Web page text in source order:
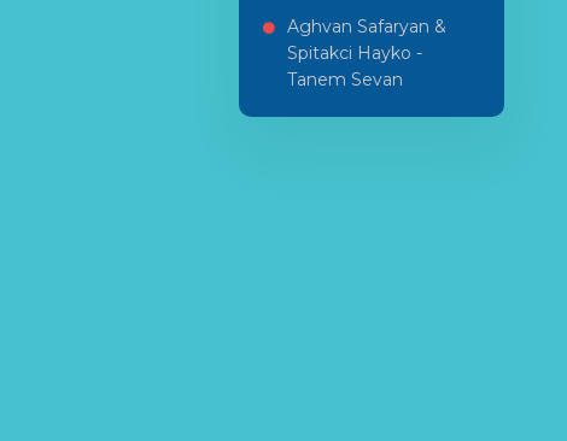
Aghvan Safaryan &
Spitakci Hayko -
Tanem Sevan